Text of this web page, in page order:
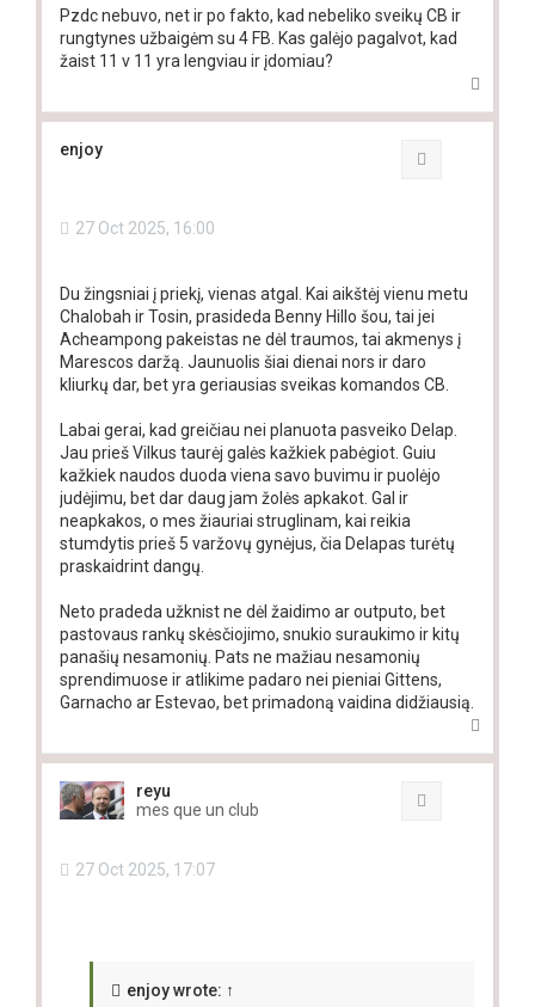
Pzdc nebuvo, net ir po fakto, kad nebeliko sveikų CB ir
rungtynes užbaigėm su 4 FB. Kas galėjo pagalvot, kad
žaist 11 v 11 yra lengviau ir įdomiau?
p
enjoy
27 Oct 2025, 16:00
Du žingsniai į priekį, vienas atgal. Kai aikštėj vienu metu
Chalobah ir Tosin, prasideda Benny Hillo šou, tai jei
Acheampong pakeistas ne dėl traumos, tai akmenys į
Marescos daržą. Jaunuolis šiai dienai nors ir daro
kliurkų dar, bet yra geriausias sveikas komandos CB.
Labai gerai, kad greičiau nei planuota pasveiko Delap.
Jau prieš Vilkus taurėj galės kažkiek pabėgiot. Guiu
kažkiek naudos duoda viena savo buvimu ir puolėjo
judėjimu, bet dar daug jam žolės apkakot. Gal ir
neapkakos, o mes žiauriai struglinam, kai reikia
stumdytis prieš 5 varžovų gynėjus, čia Delapas turėtų
praskaidrint dangų.
Neto pradeda užknist ne dėl žaidimo ar outputo, bet
pastovaus rankų skėsčiojimo, snukio suraukimo ir kitų
panašių nesamonių. Pats ne mažiau nesamonių
sprendimuose ir atlikime padaro nei pieniai Gittens,
Garnacho ar Estevao, bet primadoną vaidina didžiausią.
p
reyu
mes que un club
27 Oct 2025, 17:07
enjoywrote: ↑